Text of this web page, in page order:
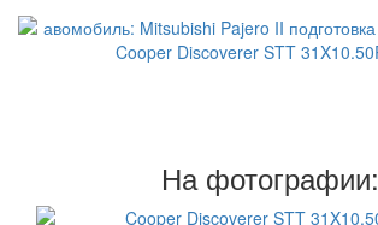
На фотографии: